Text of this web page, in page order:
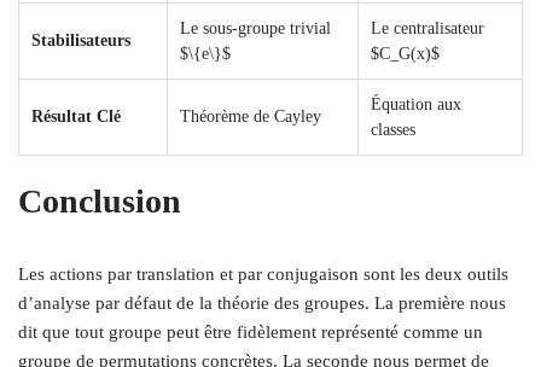
Stabilisateurs
Le sous-groupe trivial
$\{e\}$
Le centralisateur
$C_G(x)$
Résultat Clé Théorème de Cayley
Équation aux
classes
Conclusion
Les actions par translation et par conjugaison sont les deux outils
d’analyse par défaut de la théorie des groupes. La première nous
dit que tout groupe peut être fidèlement représenté comme un
groupe de permutations concrètes. La seconde nous permet de